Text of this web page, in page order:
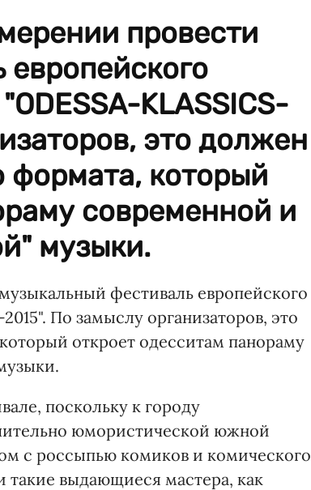
провести
KLASSICS-
это должен
формата, который
современной и
музыки.
фестиваль европейского
По замыслу организаторов, это
откроет одесситам панораму
поскольку к городу
юмористической южной
с россыпью комиков и комического
такие выдающиеся мастера, как